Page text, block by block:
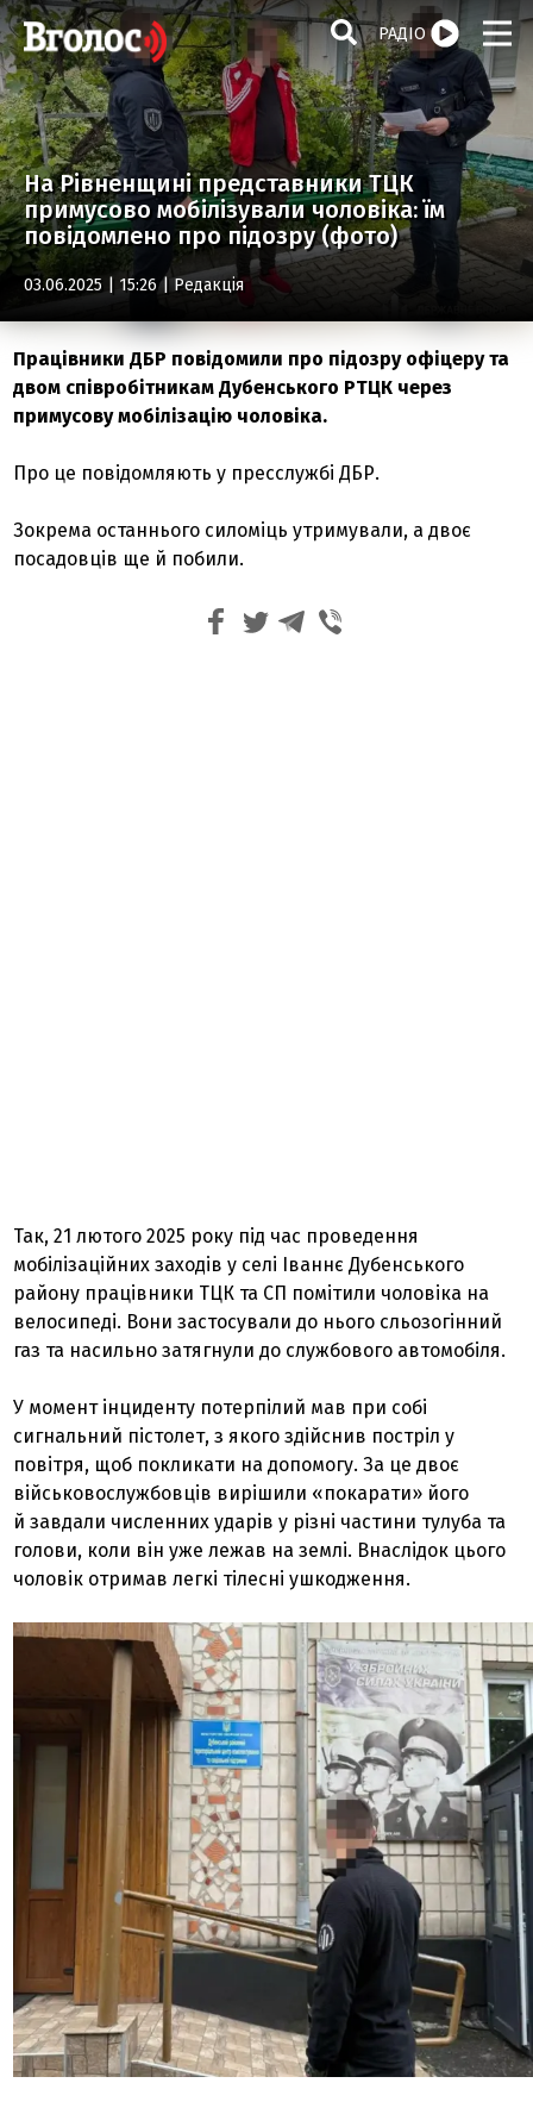
РАДІО
На Рівненщині представники ТЦК
примусово мобілізували чоловіка: їм
повідомлено про підозру (фото)
03.06.2025 | 15:26 | Редакція
Працівники ДБР повідомили про підозру офіцеру та
двом співробітникам Дубенського РТЦК через
примусову мобілізацію чоловіка.
Про це повідомляють у пресслужбі ДБР.
Зокрема останнього силоміць утримували, а двоє
посадовців ще й побили.
Так, 21 лютого 2025 року під час проведення
мобілізаційних заходів у селі Іваннє Дубенського
району працівники ТЦК та СП помітили чоловіка на
велосипеді. Вони застосували до нього сльозогінний
газ та насильно затягнули до службового автомобіля.
У момент інциденту потерпілий мав при собі
сигнальний пістолет, з якого здійснив постріл у
повітря, щоб покликати на допомогу. За це двоє
військовослужбовців вирішили «покарати» його
й завдали численних ударів у різні частини тулуба та
голови, коли він уже лежав на землі. Внаслідок цього
чоловік отримав легкі тілесні ушкодження.